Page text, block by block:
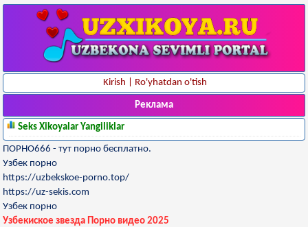
Kirish Ro'yhatdan o'tish
Реклама
Seks Xikoyalar Yangiliklar
ПОРНО666 - тут порно бесплатно.
Узбек порно
https://uzbekskoe-porno.top/
https://uz-sekis.com
Узбек порно
Узбекиское звезда Порно видео 2025